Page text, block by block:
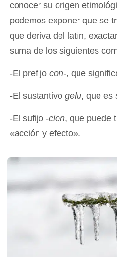
conocer su origen
podemos exponer que se
que deriva del latín,
suma de los siguientes
-El prefijo con-, que
-El sustantivo gelu, que es
-El sufijo -cion, que puede
«acción y efecto».